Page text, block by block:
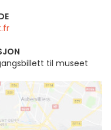
til museet